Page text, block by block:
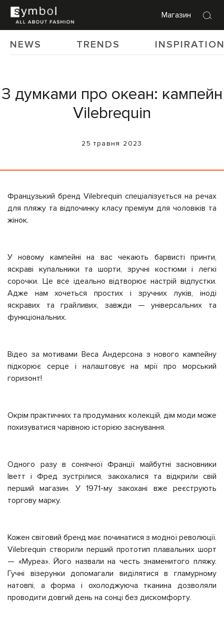
Магазин
NEWS TRENDS
З думками про океан: кампейн
Vilebrequin
25 травня 2023
Французький бренд Vilebrequin спеціалізується на речах
для пляжу та відпочинку класу преміум для чоловіків та
жінок.
У новому кампейні на вас чекають барвисті принти,
яскраві купальники та шорти, зручні костюми і легкі
сорочки. Це все ідеально відтворює настрій відпустки.
Адже нам хочеться простих і зручних луків, іноді
яскравих та грайливих, завжди — універсальних та
функціональних.
Відео за мотивами Веса Андерсона з нового кампейну
підкорює серце і налаштовує на мрії про морський
горизонт!
Окрім практичних та продуманих колекцій, дім моди може
похизуватися чарівною історією заснування.
Одного разу в сонячної Франції майбутні засновники
Іветт і Фред зустрілися, закохалися та відкрили свій
перший магазин. У 1971-му закохані вже реєструють
торгову марку.
Кожен світовий бренд має починатися з модної революції.
Vilebrequin створили перший прототип плавальних шорт
— «Муреа». Його назвали на честь знаменитого пляжу.
Гучні візерунки допомагали виділятися в гламурному
натовпі, а форма і охолоджуюча тканина дозволяли
проводити довгий день на сонці без дискомфорту.